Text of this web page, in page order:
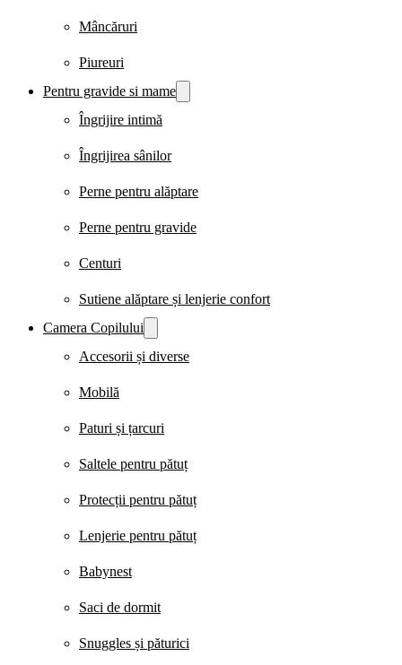
Mâncăruri
Piureuri
Pentru gravide si mame
Îngrijire intimă
Îngrijirea sânilor
Perne pentru alăptare
Perne pentru gravide
Centuri
Sutiene alăptare și lenjerie confort
Camera Copilului
Accesorii și diverse
Mobilă
Paturi și țarcuri
Saltele pentru pătuț
Protecții pentru pătuț
Lenjerie pentru pătuț
Babynest
Saci de dormit
Snuggles și păturici